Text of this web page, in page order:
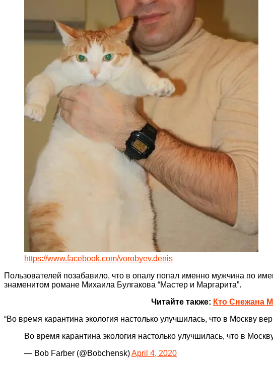
https://www.facebook.com/vorobyev.denis
Пользователей позабавило, что в опалу попал именно мужчина по
знаменитом романе Михаила Булгакова “Мастер и Маргарита”.
Читайте также: Кто Снежана
“Во время карантина экология настолько улучшилась, что в Москву
Во время карантина экология настолько улучшилась, что в
— Bob Farber (@Bobchensk)April 4, 2020